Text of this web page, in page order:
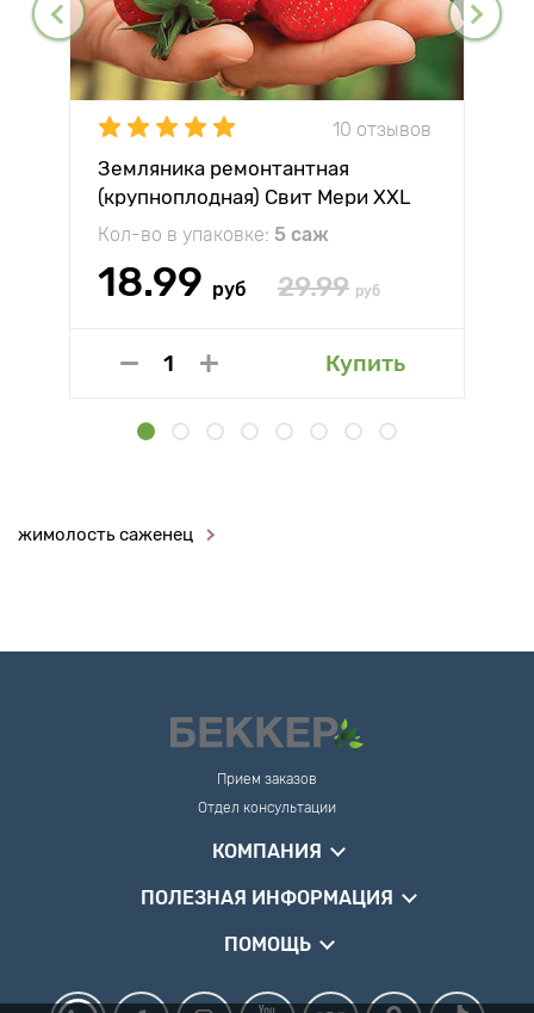
10 отзывов
Земляника ремонтантная
(крупноплодная) Свит Мери XXL
Кол-во в упаковке: 5 саж
18.99 руб 29.99 руб
Купить
жимолость саженец
Прием заказов
Отдел консультации
КОМПАНИЯ
ПОЛЕЗНАЯ ИНФОРМАЦИЯ
ПОМОЩЬ